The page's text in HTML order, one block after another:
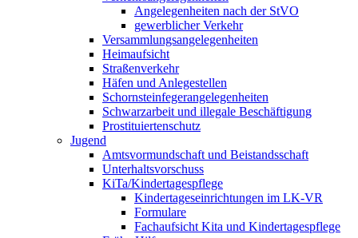
Angelegenheiten nach der StVO
gewerblicher Verkehr
Versammlungs­angelegenheiten
Heimaufsicht
Straßenverkehr
Häfen und Anlegestellen
Schornsteinfeger­angelegenheiten
Schwarzarbeit und illegale Beschäftigung
Prostituiertenschutz
Jugend
Amtsvormundschaft und Beistandsschaft
Unterhaltsvorschuss
KiTa/Kindertagespflege
Kindertages­einrichtungen im LK-VR
Formulare
Fachaufsicht Kita und Kindertagespflege